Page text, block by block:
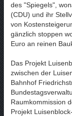
des "Spiegels",
(CDU) und ihr
von
gänzlich stoppen
Euro an reinen
Das Projekt
zwischen der
Bahnhof
Raumkommission
Projekt